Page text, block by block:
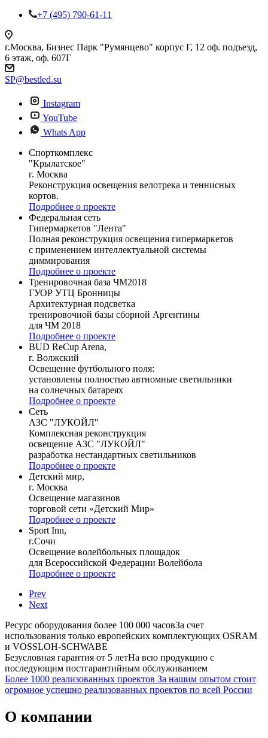
+7 (495) 790-61-11
г.Москва, Бизнес Парк "Румянцево" корпус Г, 12 оф. подъезд,
6 этаж, оф. 607Г
SP@bestled.su
Instagram
YouTube
Whats App
Спорткомплекс
"Крылатское"
г. Москва
Реконструкция освещения велотрека и теннисных
кортов.
Подробнее о проекте
Федеральная сеть
Гипермаркетов "Лента"
Полная реконструкция освещения гипермаркетов
с применением интеллектуальной системы
диммирования
Подробнее о проекте
Тренировочная база ЧМ2018
ГУОР УТЦ Бронницы
Архитектурная подсветка
тренировочной базы сборной Аргентины
для ЧМ 2018
Подробнее о проекте
BUD ReCup Arena,
г. Волжский
Освещение футбольного поля:
установлены полностью автномные светильники
на солнечных батареях
Подробнее о проекте
Сеть
АЗС "ЛУКОЙЛ"
Комплексная реконструкция
освещение АЗС "ЛУКОЙЛ"
разработка нестандартных светильников
Подробнее о проекте
Детский мир,
г. Москва
Освещение магазинов
торговой сети «Детский Мир»
Подробнее о проекте
Sport Inn,
г.Сочи
Освещение волейбольных площадок
для Всероссийской Федерации Волейбола
Подробнее о проекте
Prev
Next
Ресурс оборудования более 100 000 часовЗа счет
использования только европейских комплектующих OSRAM
и VOSSLOH-SCHWABE
Безусловная гарантия от 5 летНа всю продукцию с
последующим постгарантийным обслуживанием
Более 1000 реализованных проектов За нашим опытом стоит
огромное успешно реализованных проектов по всей России
О компании